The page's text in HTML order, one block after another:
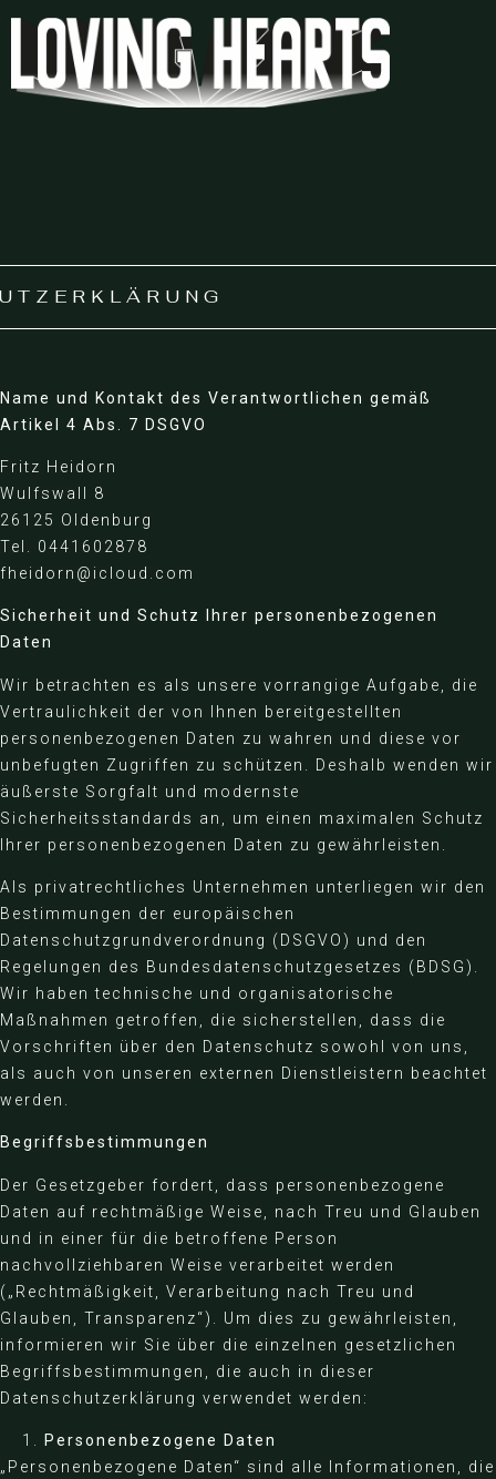
Name und Kontakt des Verantwortlichen gemäß
Artikel 4 Abs. 7 DSGVO
Fritz Heidorn
Wulfswall 8
26125 Oldenburg
Tel. 0441602878
fheidorn@icloud.com
Sicherheit und Schutz Ihrer personenbezogenen
Daten
Wir betrachten es als unsere vorrangige Aufgabe, die
Vertraulichkeit der von Ihnen bereitgestellten
personenbezogenen Daten zu wahren und diese vor
unbefugten Zugriffen zu schützen. Deshalb wenden wir
äußerste Sorgfalt und modernste
Sicherheitsstandards an, um einen maximalen Schutz
Ihrer personenbezogenen Daten zu gewährleisten.
Als privatrechtliches Unternehmen unterliegen wir den
Bestimmungen der europäischen
Datenschutzgrundverordnung (DSGVO) und den
Regelungen des Bundesdatenschutzgesetzes (BDSG).
Wir haben technische und organisatorische
Maßnahmen getroffen, die sicherstellen, dass die
Vorschriften über den Datenschutz sowohl von uns,
als auch von unseren externen Dienstleistern beachtet
werden.
Begriffsbestimmungen
Der Gesetzgeber fordert, dass personenbezogene
Daten auf rechtmäßige Weise, nach Treu und Glauben
und in einer für die betroffene Person
nachvollziehbaren Weise verarbeitet werden
(„Rechtmäßigkeit, Verarbeitung nach Treu und
Glauben, Transparenz“). Um dies zu gewährleisten,
informieren wir Sie über die einzelnen gesetzlichen
Begriffsbestimmungen, die auch in dieser
Datenschutzerklärung verwendet werden:
Personenbezogene Daten
„Personenbezogene Daten“ sind alle Informationen, die